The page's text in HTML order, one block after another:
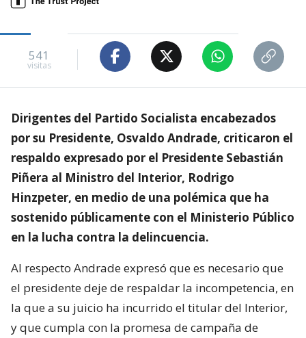
541
visitas
Dirigentes del Partido Socialista encabezados
por su Presidente, Osvaldo Andrade, criticaron el
respaldo expresado por el Presidente Sebastián
Piñera al Ministro del Interior, Rodrigo
Hinzpeter, en medio de una polémica que ha
sostenido públicamente con el Ministerio Público
en la lucha contra la delincuencia.
Al respecto Andrade expresó que es necesario que
el presidente deje de respaldar la incompetencia, en
la que a su juicio ha incurrido el titular del Interior,
y que cumpla con la promesa de campaña de